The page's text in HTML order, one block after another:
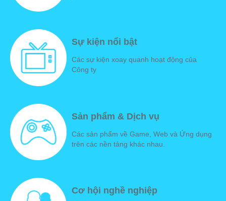
Sự kiện nổi bật
Các sự kiện xoay quanh hoạt động của
Công ty
Sản phẩm & Dịch vụ
Các sản phẩm về Game, Web và Ứng dụng
trên các nền tảng khác nhau.
Cơ hội nghề nghiệp